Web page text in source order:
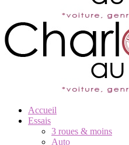
Accueil
Essais
3 roues & moins
Auto